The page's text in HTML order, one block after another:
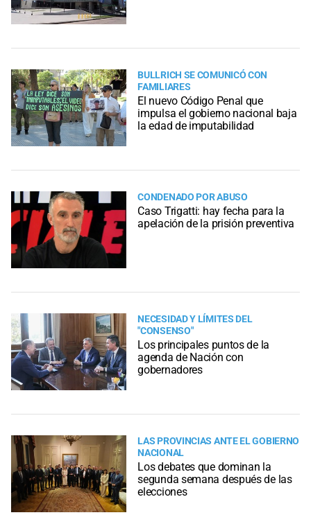
BULLRICH SE COMUNICÓ CON
FAMILIARES
El nuevo Código Penal que
impulsa el gobierno nacional baja
la edad de imputabilidad
CONDENADO POR ABUSO
Caso Trigatti: hay fecha para la
apelación de la prisión preventiva
NECESIDAD Y LÍMITES DEL
"CONSENSO"
Los principales puntos de la
agenda de Nación con
gobernadores
LAS PROVINCIAS ANTE EL GOBIERNO
NACIONAL
Los debates que dominan la
segunda semana después de las
elecciones